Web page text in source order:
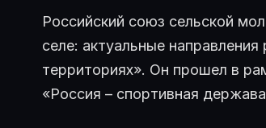
Российский союз сельской
селе: актуальные
территориях». Он прошел в
«Россия – спортивная